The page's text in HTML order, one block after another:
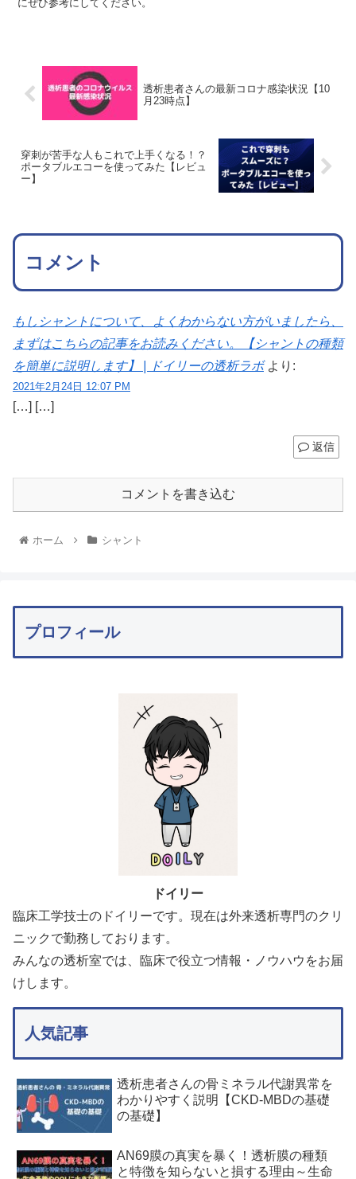
にぜひ参考にしてください。
透析患者さんの最新コロナ感染状況【10
月23時点】
穿刺が苦手な人もこれで上手くなる！？
ポータブルエコーを使ってみた【レビュ
ー】
コメント
もしシャントについて、よくわからない方がいましたら、
まずはこちらの記事をお読みください。【シャントの種類
を簡単に説明します】 | ドイリーの透析ラボ より:
2021年2月24日 12:07 PM
[…] […]
返信
コメントを書き込む
ホーム シャント
プロフィール
ドイリー
臨床工学技士のドイリーです。現在は外来透析専門のクリ
ニックで勤務しております。
みんなの透析室では、臨床で役立つ情報・ノウハウをお届
けします。
人気記事
透析患者さんの骨ミネラル代謝異常を
わかりやすく説明【CKD-MBDの基礎
の基礎】
AN69膜の真実を暴く！透析膜の種類
と特徴を知らないと損する理由～生命